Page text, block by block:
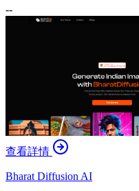
--
查看詳情
Bharat Diffusion AI